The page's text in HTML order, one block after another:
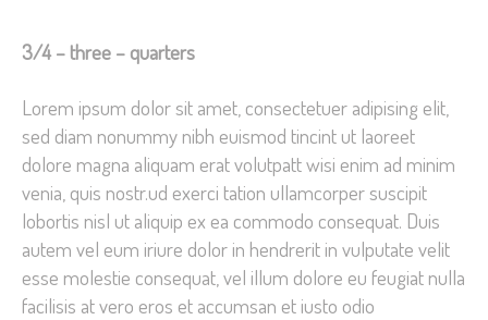
3/4 – three – quarters
Lorem ipsum dolor sit amet, consectetuer adipising elit,
sed diam nonummy nibh euismod tincint ut laoreet
dolore magna aliquam erat volutpatt wisi enim ad minim
venia, quis nostr.ud exerci tation ullamcorper suscipit
lobortis nisl ut aliquip ex ea commodo consequat. Duis
autem vel eum iriure dolor in hendrerit in vulputate velit
esse molestie consequat, vel illum dolore eu feugiat nulla
facilisis at vero eros et accumsan et iusto odio